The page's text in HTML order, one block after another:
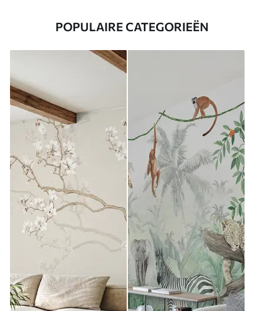
POPULAIRE CATEGORIEËN